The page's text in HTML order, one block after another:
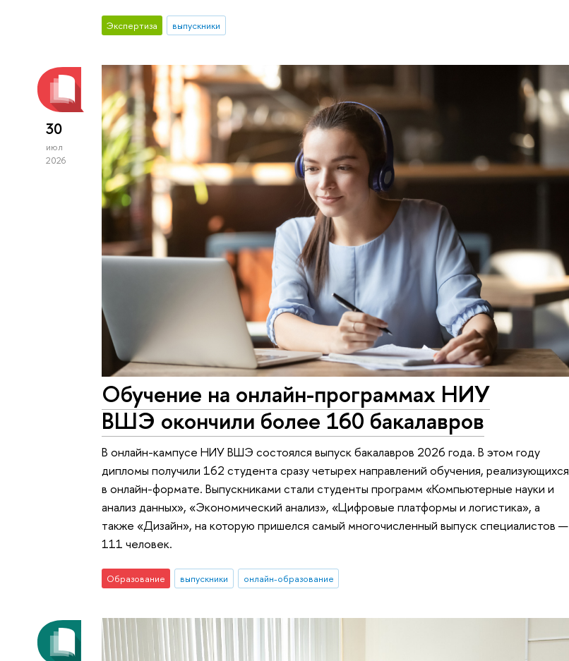
Экспертиза выпускники
30
июл
2026
Обучение на онлайн-программах НИУ
ВШЭ окончили более 160 бакалавров
В онлайн-кампусе НИУ ВШЭ состоялся выпуск бакалавров 2026 года. В этом году
дипломы получили 162 студента сразу четырех направлений обучения, реализующихся
в онлайн-формате. Выпускниками стали студенты программ «Компьютерные науки и
анализ данных», «Экономический анализ», «Цифровые платформы и логистика», а
также «Дизайн», на которую пришелся самый многочисленный выпуск специалистов —
111 человек.
Образование выпускники онлайн-образование